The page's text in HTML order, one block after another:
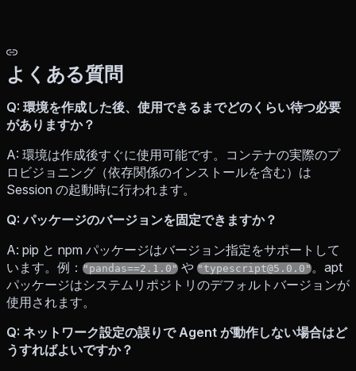
よくある質問
Q: 環境を作成した後、使用できるまでどのくらい待つ必要
がありますか？
A: 環境は作成後すぐに使用可能です。コンテナの実際のプ
ロビジョニング（依存関係のインストールを含む）は
Session の起動時に行われます。
Q: パッケージのバージョンを固定できますか？
A: pip と npm パッケージはバージョン指定をサポートして
います。例： "pandas==2.1.0" や "typescript@5.0.0"。apt
パッケージはシステムリポジトリのデフォルトバージョンが
使用されます。
Q: ネットワーク設定の誤りで Agent が動作しない場合はど
うすればよいですか？